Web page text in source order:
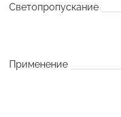
Светопропускание
Применение